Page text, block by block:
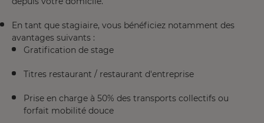
En tant que stagiaire, vous bénéficiez notamment des
avantages suivants :
Gratification de stage
Titres restaurant / restaurant d'entreprise
Prise en charge à 50% des transports collectifs ou
forfait mobilité douce